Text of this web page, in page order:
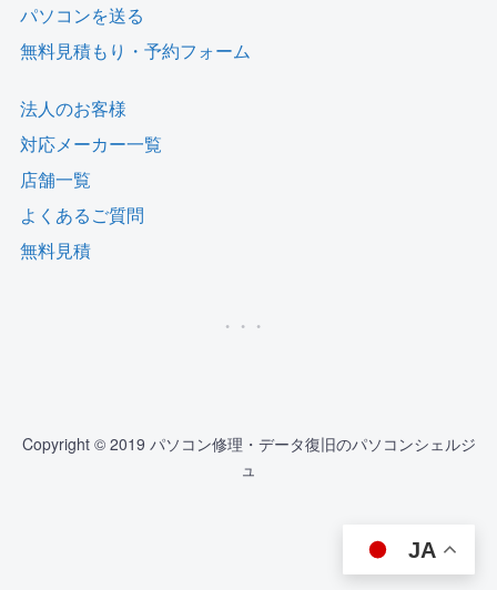
パソコンを送る
無料見積もり・予約フォーム
法人のお客様
対応メーカー一覧
店舗一覧
よくあるご質問
無料見積
Copyright © 2019 パソコン修理・データ復旧のパソコンシェルジ
ュ
JA